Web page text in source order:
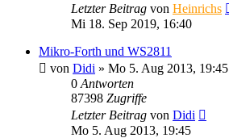
Letzter Beitrag von Heinrichs
Mi 18. Sep 2019, 16:40
Mikro-Forth und WS2811
von Didi » Mo 5. Aug 2013, 19:45
0 Antworten
87398 Zugriffe
Letzter Beitrag von Didi
Mo 5. Aug 2013, 19:45